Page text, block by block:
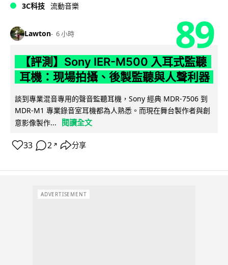
3C科技 流動音樂
Lawton 6 小時 89
【評測】Sony IER-M500 入耳式監聽
耳機：現場拍攝、後製監聽與人聲利器
談到專業混音專用的聲音監聽耳機，Sony 經典 MDR-7506 到
MDR-M1 專業錄音室耳機都為人熟悉。而現在舞台製作者與創
意影像製作...
閱讀全文
33 2 ↗ 分享
ADVERTISEMENT